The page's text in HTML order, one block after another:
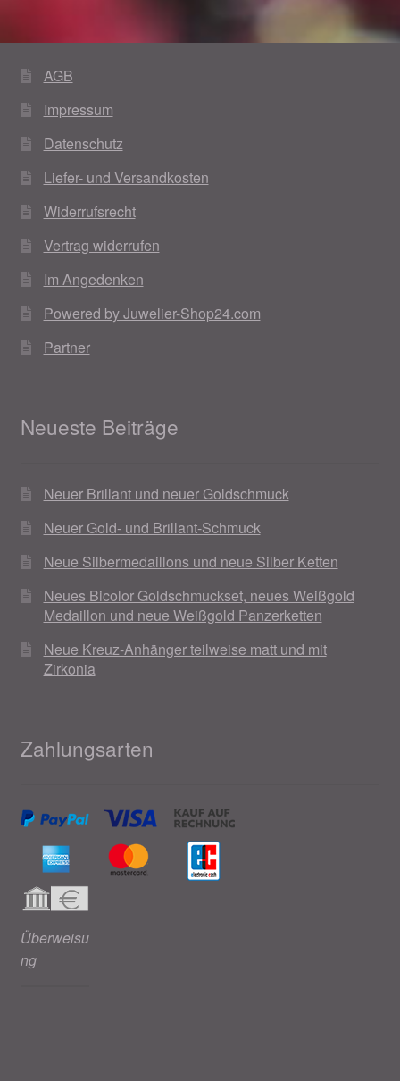
AGB
Impressum
Datenschutz
Liefer- und Versandkosten
Widerrufsrecht
Vertrag widerrufen
Im Angedenken
Powered by Juwelier-Shop24.com
Partner
Neueste Beiträge
Neuer Brillant und neuer Goldschmuck
Neuer Gold- und Brillant-Schmuck
Neue Silbermedaillons und neue Silber Ketten
Neues Bicolor Goldschmuckset, neues Weißgold
Medaillon und neue Weißgold Panzerketten
Neue Kreuz-Anhänger teilweise matt und mit
Zirkonia
Zahlungsarten
Überweisu
ng